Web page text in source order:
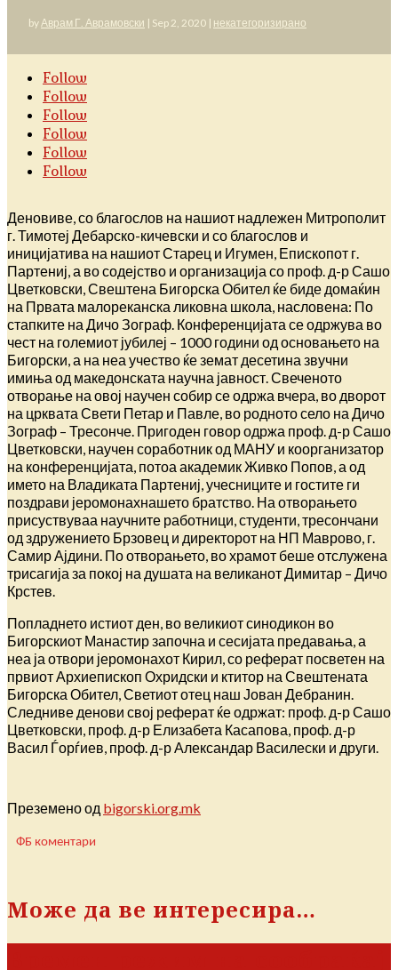
byАврам Г. Аврамовски | Sep 2, 2020 | некатегоризирано
Follow
Follow
Follow
Follow
Follow
Follow
Деновиве, со благослов на нашиот надлежен Митрополит
г. Тимотеј Дебарско-кичевски и со благослов и
иницијатива на нашиот Старец и Игумен, Епископот г.
Партениј, а во содејство и организација со проф. д-р Сашо
Цветковски, Свештена Бигорска Обител ќе биде домаќин
на Првата малореканска ликовна школа, насловена: По
стапките на Дичо Зограф. Конференцијата се одржува во
чест на големиот јубилеј – 1000 години од основањето на
Бигорски, а на неа учество ќе земат десетина звучни
имиња од македонската научна јавност. Свеченото
отворање на овој научен собир се одржа вчера, во дворот
на црквата Свети Петар и Павле, во родното село на Дичо
Зограф – Тресонче. Пригоден говор одржа проф. д-р Сашо
Цветковски, научен соработник од МАНУ и коорганизатор
на конференцијата, потоа академик Живко Попов, а од
името на Владиката Партениј, учесниците и гостите ги
поздрави јеромонахнашето братство. На отворањето
присуствуваа научните работници, студенти, тресончани
од здружението Брзовец и директорот на НП Маврово, г.
Самир Ајдини. По отворањето, во храмот беше отслужена
трисагија за покој на душата на великанот Димитар – Дичо
Крстев.
Попладнето истиот ден, во великиот синодикон во
Бигорскиот Манастир започна и сесијата предавања, а
неа ја отвори јеромонахот Кирил, со реферат посветен на
првиот Архиепископ Охридски и ктитор на Свештената
Бигорска Обител, Светиот отец наш Јован Дебранин.
Следниве денови свој реферат ќе одржат: проф. д-р Сашо
Цветковски, проф. д-р Елизабета Касапова, проф. д-р
Васил Ѓорѓиев, проф. д-р Александар Василески и други.
Преземено од bigorski.org.mk
ФБ коментари
Може да ве интересира…